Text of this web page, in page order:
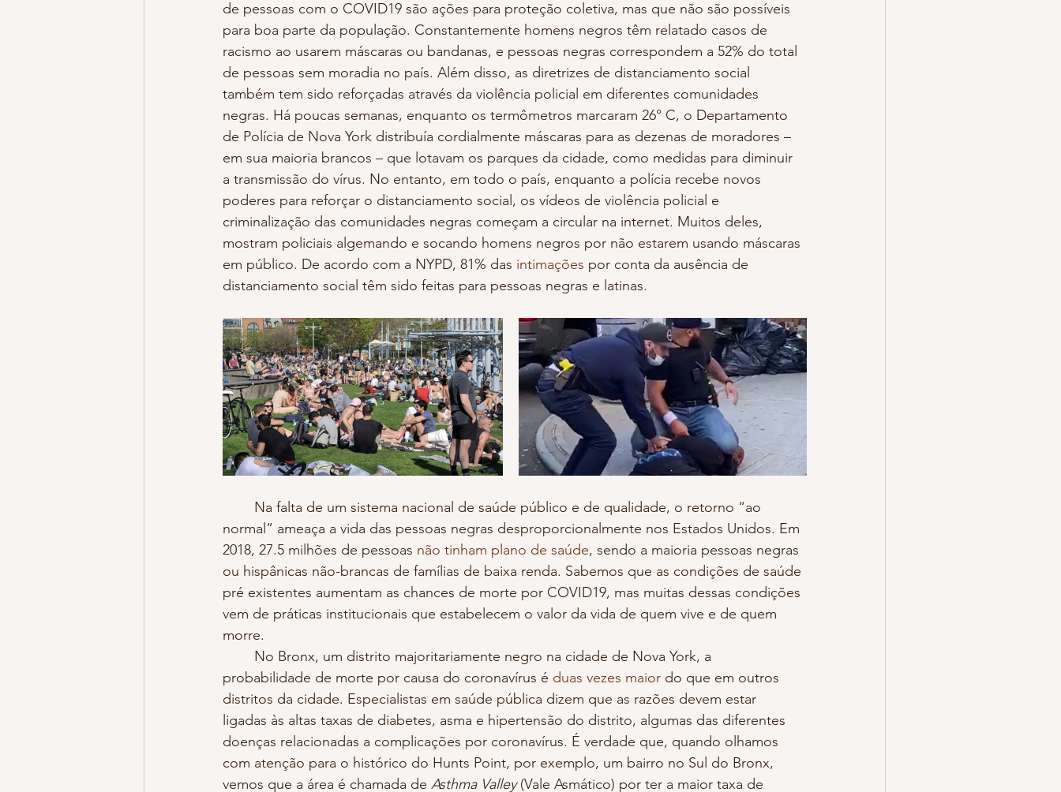
de pessoas com o COVID19 são ações para proteção coletiva, mas que não são possíveis
para boa parte da população. Constantemente homens negros têm relatado casos de
racismo ao usarem máscaras ou bandanas, e pessoas negras correspondem a 52% do total
de pessoas sem moradia no país. Além disso, as diretrizes de distanciamento social
também tem sido reforçadas através da violência policial em diferentes comunidades
negras. Há poucas semanas, enquanto os termômetros marcaram 26° C, o Departamento
de Polícia de Nova York distribuía cordialmente máscaras para as dezenas de moradores –
em sua maioria brancos – que lotavam os parques da cidade, como medidas para diminuir
a transmissão do vírus. No entanto, em todo o país, enquanto a polícia recebe novos
poderes para reforçar o distanciamento social, os vídeos de violência policial e
criminalização das comunidades negras começam a circular na internet. Muitos deles,
mostram policiais algemando e socando homens negros por não estarem usando máscaras
em público. De acordo com a NYPD, 81% das intimações por conta da ausência de
distanciamento social têm sido feitas para pessoas negras e latinas.
normal” ameaça a vida das pessoas negras desproporcionalmente nos Estados Unidos. Em
2018, 27.5 milhões de pessoas não tinham plano de saúde, sendo a maioria pessoas negras
ou hispânicas não-brancas de famílias de baixa renda. Sabemos que as condições de saúde
pré existentes aumentam as chances de morte por COVID19, mas muitas dessas condições
vem de práticas institucionais que estabelecem o valor da vida de quem vive e de quem
morre.
probabilidade de morte por causa do coronavírus é duas vezes maior do que em outros
distritos da cidade. Especialistas em saúde pública dizem que as razões devem estar
ligadas às altas taxas de diabetes, asma e hipertensão do distrito, algumas das diferentes
doenças relacionadas a complicações por coronavírus. É verdade que, quando olhamos
com atenção para o histórico do Hunts Point, por exemplo, um bairro no Sul do Bronx,
vemos que a área é chamada de Asthma Valley (Vale Asmático) por ter a maior taxa de